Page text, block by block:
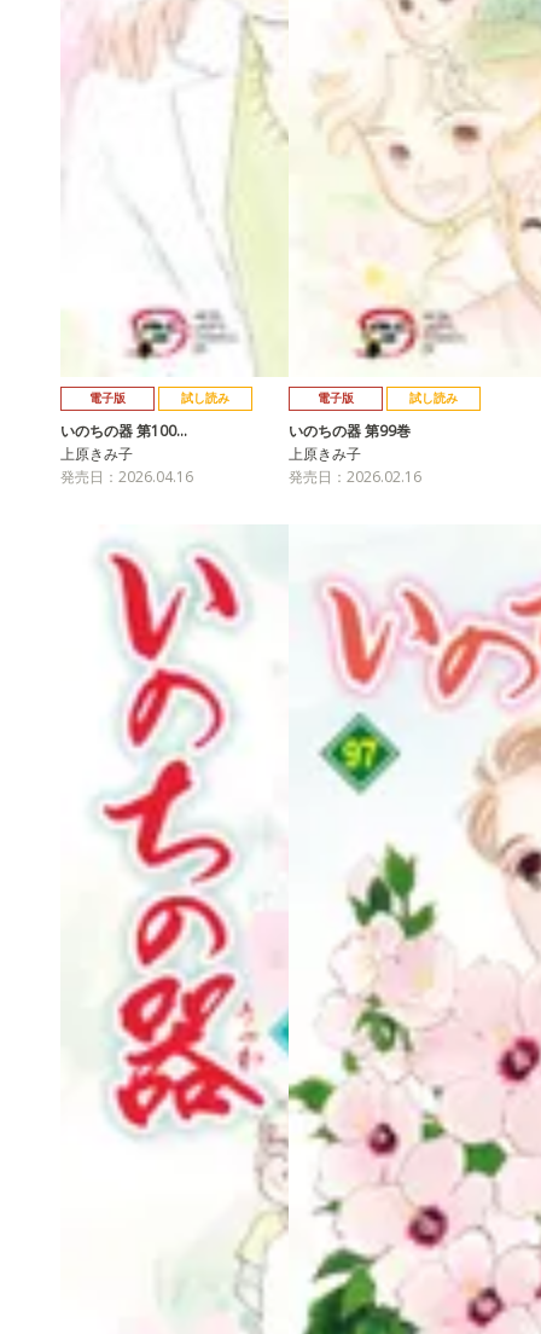
電子版 試し読み
いのちの器 第100…
上原きみ子
発売日：2026.04.16
電子版 試し読み
いのちの器 第99巻
上原きみ子
発売日：2026.02.16